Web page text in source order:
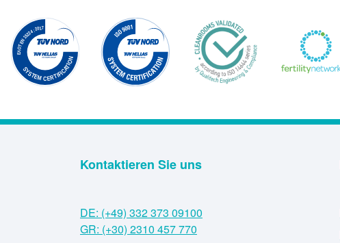
Kontaktieren Sie uns
DE: (+49) 332 373 09100
GR: (+30) 2310 457 770